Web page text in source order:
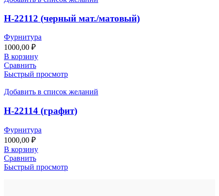
Н-22112 (черный мат./матовый)
Фурнитура
1000,00 ₽
В корзину
Сравнить
Быстрый просмотр
Добавить в список желаний
Н-22114 (графит)
Фурнитура
1000,00 ₽
В корзину
Сравнить
Быстрый просмотр